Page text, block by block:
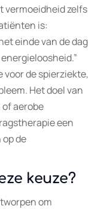
vermoeidheid zelfs
is:
einde van de dag
de spierziekte,
Het doel van
of aerobe
een
de
keuze?
om